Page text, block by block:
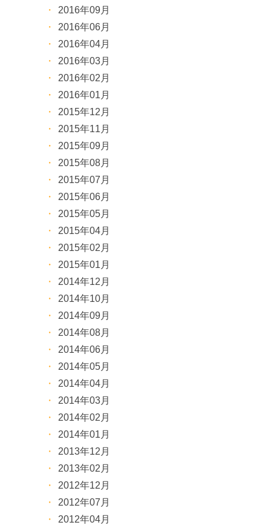
2016年09月
2016年06月
2016年04月
2016年03月
2016年02月
2016年01月
2015年12月
2015年11月
2015年09月
2015年08月
2015年07月
2015年06月
2015年05月
2015年04月
2015年02月
2015年01月
2014年12月
2014年10月
2014年09月
2014年08月
2014年06月
2014年05月
2014年04月
2014年03月
2014年02月
2014年01月
2013年12月
2013年02月
2012年12月
2012年07月
2012年04月